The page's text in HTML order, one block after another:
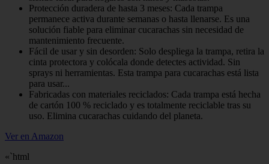
Protección duradera de hasta 3 meses: Cada trampa
permanece activa durante semanas o hasta llenarse. Es una
solución fiable para eliminar cucarachas sin necesidad de
mantenimiento frecuente.
Fácil de usar y sin desorden: Solo despliega la trampa, retira la
cinta protectora y colócala donde detectes actividad. Sin
sprays ni herramientas. Esta trampa para cucarachas está lista
para usar...
Fabricadas con materiales reciclados: Cada trampa está hecha
de cartón 100 % reciclado y es totalmente reciclable tras su
uso. Elimina cucarachas cuidando del planeta.
Ver en Amazon
«`html